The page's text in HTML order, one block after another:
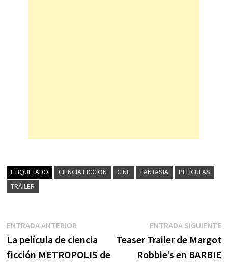
ETIQUETADO CIENCIA FICCION CINE FANTASÍA
PELÍCULAS
TRÁILER
Navegación
de
ENTRADA ANTERIOREntrada
anterior:
La película de ciencia
ficción METROPOLIS de
ENTRADA SIGUIENTE
Teaser Trailer de Margot
Robbie’s en BARBIE